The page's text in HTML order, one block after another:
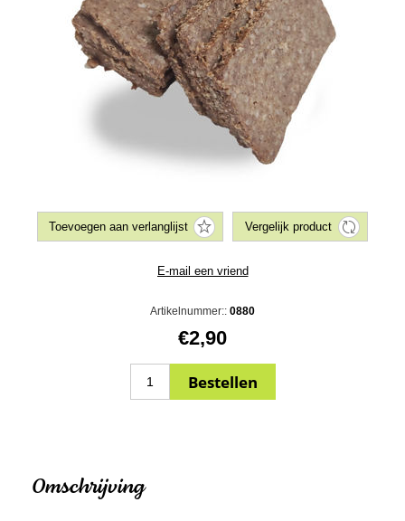
Artikelnummer:: 0880
€2,90
Omschrijving